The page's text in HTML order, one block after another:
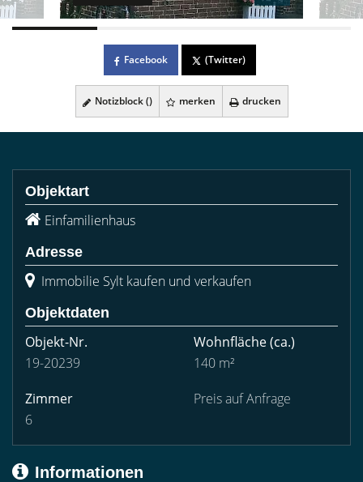
Facebook (Twitter)
Notizblock () merken drucken
Objektart
Einfamilienhaus
Adresse
Immobilie Sylt kaufen und verkaufen
Objektdaten
Objekt-Nr.
19-20239
Wohnfläche(ca.)
140 m²
Zimmer
6
Preis auf Anfrage
Informationen